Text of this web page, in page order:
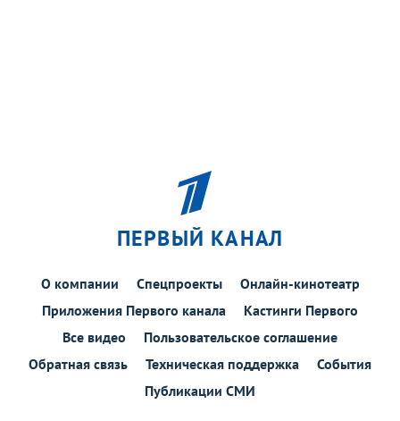
ПЕРВЫЙ КАНАЛ
О компании Спецпроекты
Онлайн-кинотеатр
Приложения Первого канала
Кастинги Первого
Все видео
Пользовательское соглашение
Обратная связь
Техническая поддержка
События
Публикации СМИ